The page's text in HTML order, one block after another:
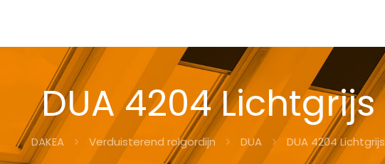
DUA 4204 Lichtgrijs
DAKEA Verduisterend rolgordijn DUA DUA 4204 Lichtgrijs